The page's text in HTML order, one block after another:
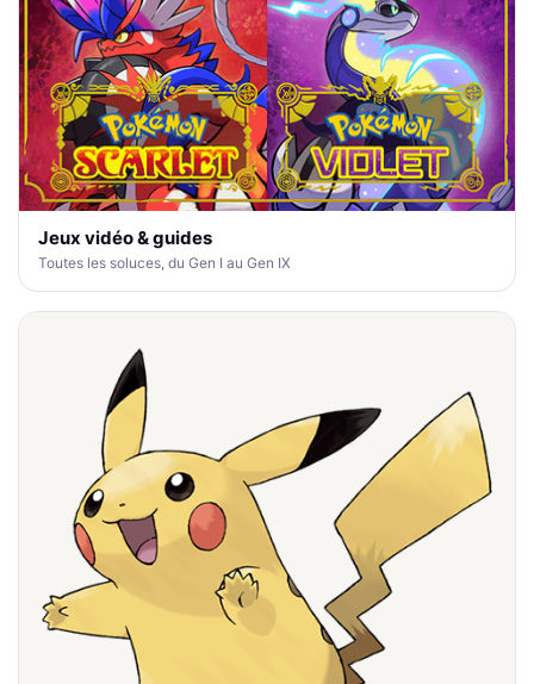
Jeux vidéo & guides
Toutes les soluces, du Gen I au Gen IX